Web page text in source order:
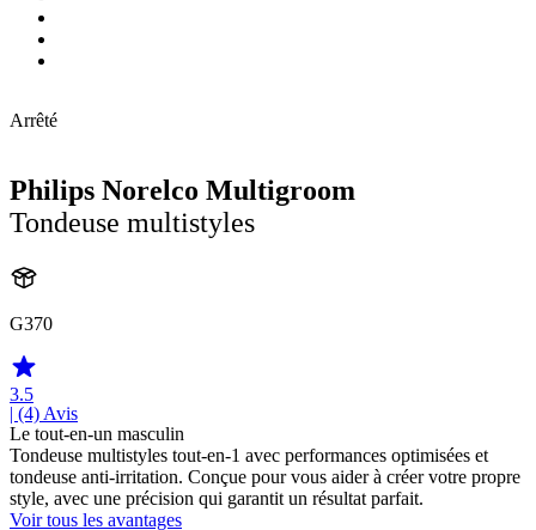
Arrêté
Philips Norelco Multigroom
Tondeuse multistyles
G370
3.5
| (4) Avis
Le tout-en-un masculin
Tondeuse multistyles tout-en-1 avec performances optimisées et
tondeuse anti-irritation. Conçue pour vous aider à créer votre propre
style, avec une précision qui garantit un résultat parfait.
Voir tous les avantages